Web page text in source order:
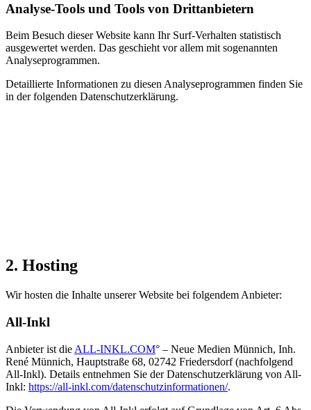
Analyse-Tools und Tools von Dritt­anbietern
Beim Besuch dieser Website kann Ihr Surf-Verhalten statistisch
ausgewertet werden. Das geschieht vor allem mit sogenannten
Analyseprogrammen.
Detaillierte Informationen zu diesen Analyseprogrammen finden Sie
in der folgenden Datenschutzerklärung.
2. Hosting
Wir hosten die Inhalte unserer Website bei folgendem Anbieter:
All-Inkl
Anbieter ist die ALL-INKL.COM° – Neue Medien Münnich, Inh.
René Münnich, Hauptstraße 68, 02742 Friedersdorf (nachfolgend
All-Inkl). Details entnehmen Sie der Datenschutzerklärung von All-
Inkl: https://all-inkl.com/datenschutzinformationen/.